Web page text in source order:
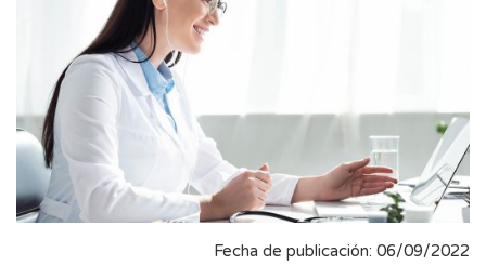
Fecha de publicación: 06/09/2022